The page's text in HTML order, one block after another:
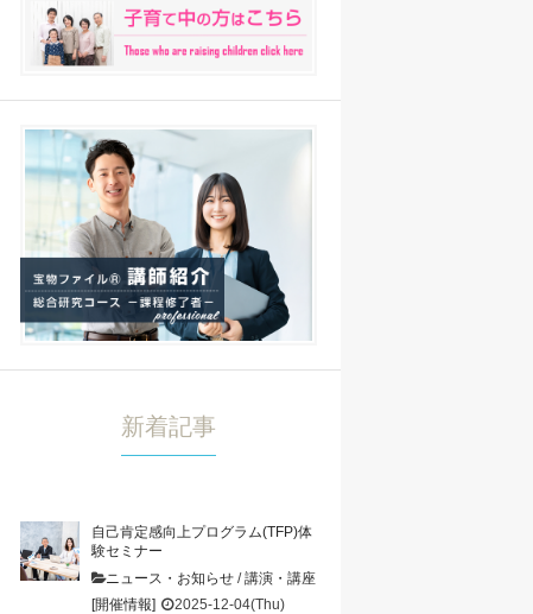
新着記事
自己肯定感向上プログラム(TFP)体
験セミナー
ニュース・お知らせ /講演・講座
[開催情報]
2025-12-04(Thu)